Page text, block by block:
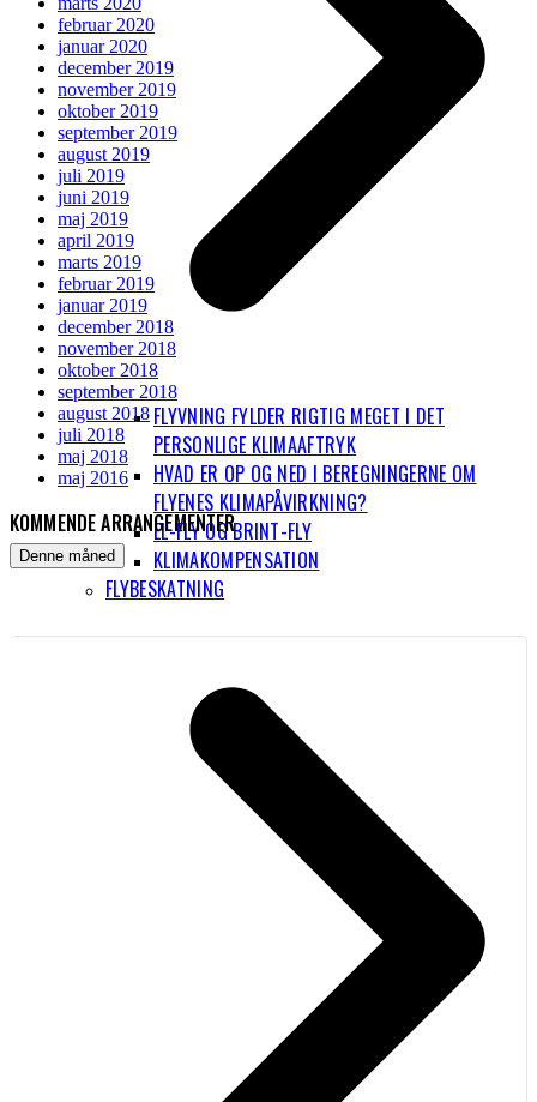
FLYVNING FYLDER RIGTIG MEGET I DET
PERSONLIGE KLIMAAFTRYK
HVAD ER OP OG NED I BEREGNINGERNE OM
FLYENES KLIMAPÅVIRKNING?
EL-FLY OG BRINT-FLY
KLIMAKOMPENSATION
FLYBESKATNING
februar 2020
januar 2020
december 2019
november 2019
oktober 2019
september 2019
august 2019
juli 2019
juni 2019
maj 2019
april 2019
marts 2019
februar 2019
januar 2019
december 2018
november 2018
oktober 2018
september 2018
august 2018
juli 2018
maj 2018
maj 2016
KOMMENDE ARRANGEMENTER
Denne måned